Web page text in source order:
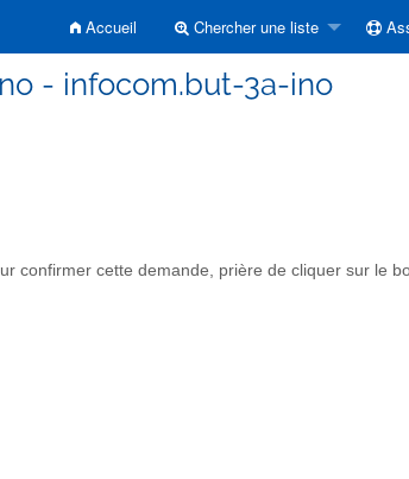
Accueil Chercher une liste
- infocom.but-3a-ino
confirmer cette demande, prière de cliquer sur le